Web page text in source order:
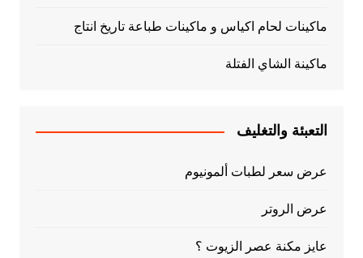
ماكينات لحام اكياس و ماكينات طباعة تاريخ انتاج
ماكينة الشاي الفتلة
التعبئة والتغليف
عرض سعر لطبات ألمونيوم
عرض الروتر
عايز مكنة عصر الزيوت ؟